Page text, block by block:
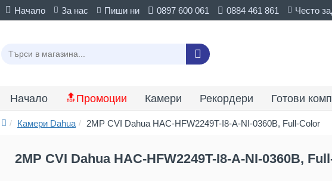
Начало За нас Пиши ни 0897 600 061 0884 461 861 Често
Начало 🔝Промоции Камери Рекордери Готови
Камери Dahua 2MP CVI Dahua HAC-HFW2249T-I8-A-NI-0360B, Full-Color
2MP CVI Dahua HAC-HFW2249T-I8-A-NI-0360B,